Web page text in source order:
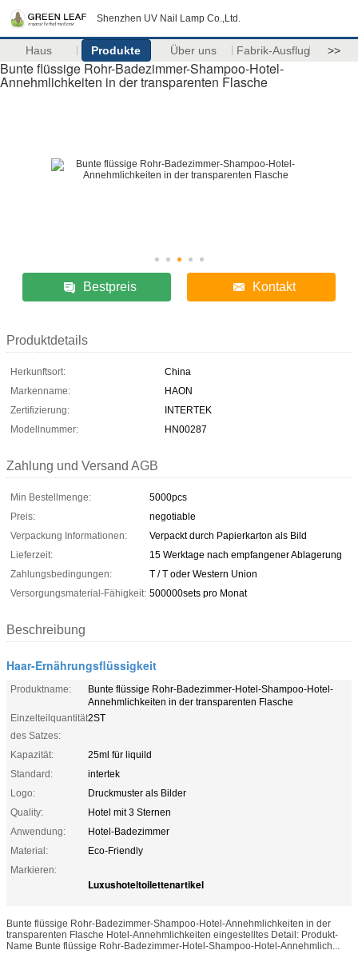
Shenzhen UV Nail Lamp Co.,Ltd.
Haus Produkte Über uns Fabrik-Ausflug >>
Bunte flüssige Rohr-Badezimmer-Shampoo-Hotel-
Annehmlichkeiten in der transparenten Flasche
Bestpreis Kontakt
Produktdetails
Herkunftsort:
China
Markenname:
HAON
Zertifizierung:
INTERTEK
Modellnummer:
HN00287
Zahlung und Versand AGB
Min Bestellmenge:
5000pcs
Preis:
negotiable
Verpackung Informationen:
Verpackt durch Papierkarton als Bild
Lieferzeit:
15 Werktage nach empfangener Ablagerung
Zahlungsbedingungen:
T / T oder Western Union
Versorgungsmaterial-Fähigkeit: 500000sets pro Monat
Beschreibung
Haar-Ernährungsflüssigkeit
Produktname:
Bunte flüssige Rohr-Badezimmer-Hotel-Shampoo-Hotel-
Annehmlichkeiten in der transparenten Flasche
Einzelteilquantität
des Satzes:
2ST
Kapazität:
25ml für liquild
Standard:
intertek
Logo:
Druckmuster als Bilder
Quality:
Hotel mit 3 Sternen
Anwendung:
Hotel-Badezimmer
Material:
Eco-Friendly
Markieren:
Luxushoteltoilettenartikel
Bunte flüssige Rohr-Badezimmer-Shampoo-Hotel-Annehmlichkeiten in der
transparenten Flasche Hotel-Annehmlichkeiten eingestelltes Detail: Produkt-
Name Bunte flüssige Rohr-Badezimmer-Hotel-Shampoo-Hotel-Annehmlich...